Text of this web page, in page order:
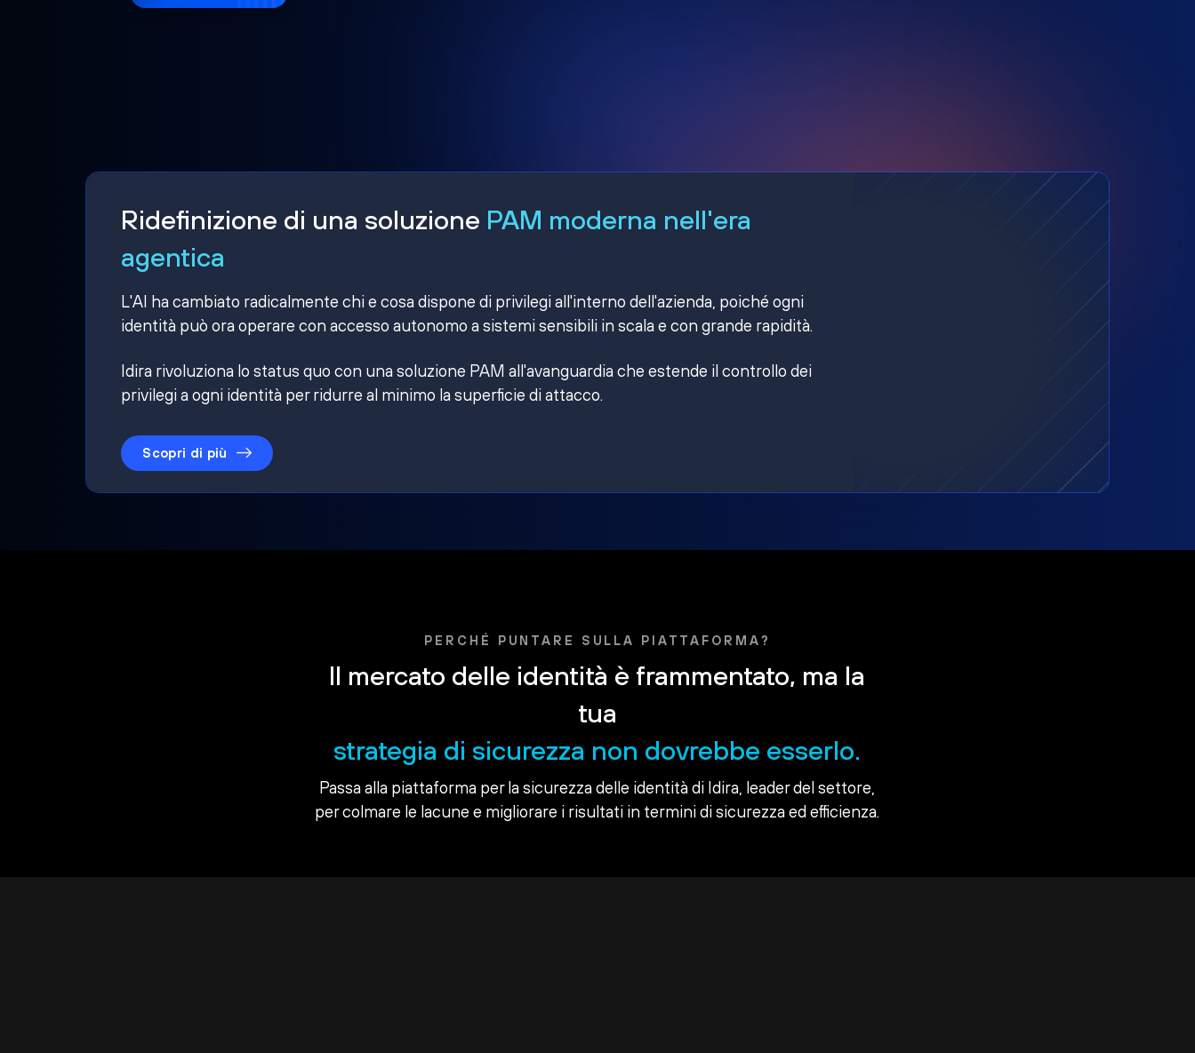
Ridefinizione di una soluzione PAM moderna nell'era
agentica
L'AI ha cambiato radicalmente chi e cosa dispone di privilegi all'interno dell'azienda, poiché ogni
identità può ora operare con accesso autonomo a sistemi sensibili in scala e con grande rapidità.
Idira rivoluziona lo status quo con una soluzione PAM all'avanguardia che estende il controllo dei
privilegi a ogni identità per ridurre al minimo la superficie di attacco.
Scopri di più
PERCHÉ PUNTARE SULLA PIATTAFORMA?
Il mercato delle identità è frammentato, ma la
tua
strategia di sicurezza non dovrebbe esserlo.
Passa alla piattaforma per la sicurezza delle identità di Idira, leader del settore,
per colmare le lacune e migliorare i risultati in termini di sicurezza ed efficienza.